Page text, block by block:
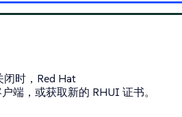
闭时，Red Hat
端，或获取新的 RHUI 证书。